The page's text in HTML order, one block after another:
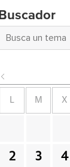
Buscador
L M X
2 3 4